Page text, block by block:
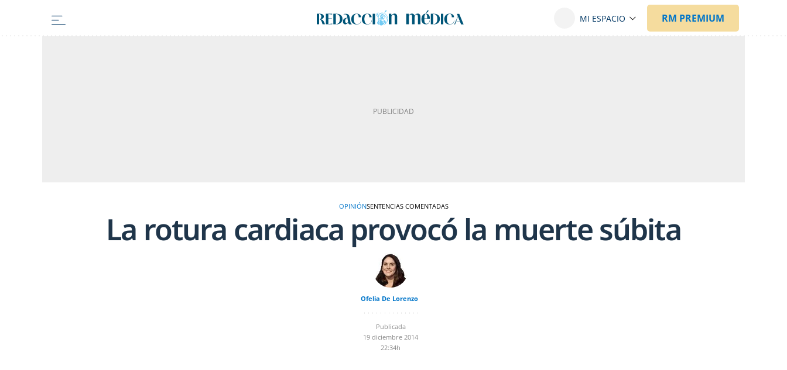
OPINIÓNSENTENCIAS COMENTADAS
La rotura cardiaca provocó la muerte súbita
Ofelia De Lorenzo
Publicada
19 diciembre 2014
22:34h